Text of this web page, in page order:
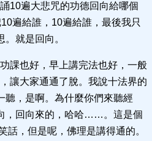
10遍大悲咒的功德回向給哪個
遍給誰，10遍給誰，最後我只
就是回向。
課也好，早上講完法也好，一般
讓大家通通了脫。我說十法界的
聽，是啊。為什麼你們來聽經
，回向來的，哈哈……。這是個
話，但是呢，佛理是講得通的。